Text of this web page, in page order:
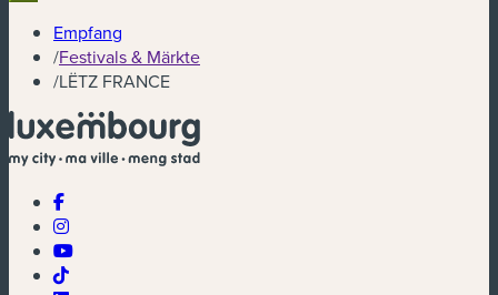
Empfang
/Festivals & Märkte
/LËTZ FRANCE